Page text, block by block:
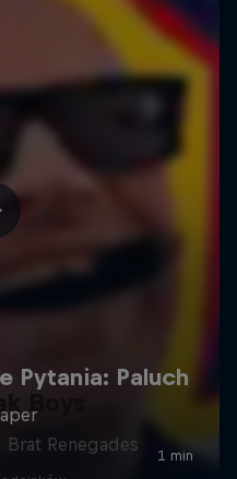
Boys
Renegades